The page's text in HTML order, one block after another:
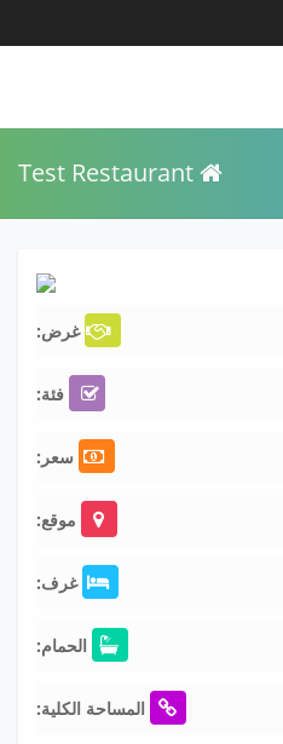
غرض:
فئة:
سعر:
موقع:
غرف:
الحمام:
المساحة الكلية: